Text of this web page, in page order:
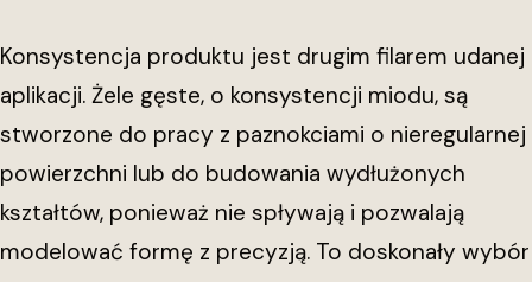
Konsystencja produktu jest drugim filarem udanej
aplikacji. Żele gęste, o konsystencji miodu, są
stworzone do pracy z paznokciami o nieregularnej
powierzchni lub do budowania wydłużonych
kształtów, ponieważ nie spływają i pozwalają
modelować formę z precyzją. To doskonały wybór